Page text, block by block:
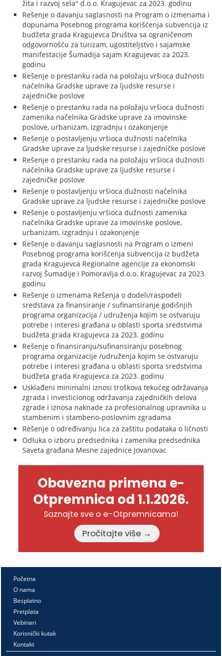
žita i razvoj sela" d.o.o. Kragujevac za 2023. godinu
Rešenje o davanju saglasnosti na Program o izmenama i
dopunama Posebnog programa korišćenja subvencija iz
budžeta grada Kragujevca Društva sa ograničenom
odgovornošću za turizam, ugostiteljstvo i sajamske
manifestacije Šumadija sajam Kragujevac za 2023.
godinu
Rešenje o prestanku rada na položaju vršioca dužnosti
načelnika Gradske uprave za ljudske resurse i
zajedničke poslove
Rešenje o prestanku rada na položaju vršioca dužnosti
zamenika načelnika Gradske uprave za imovinske
poslove, urbanizam, izgradnju i ozakonjenje
Rešenje o postavljenju vršioca dužnosti načelnika
Gradske uprave za ljudske resurse i zajedničke poslove
Rešenje o prestanku rada na položaju vršioca dužnosti
načelnika Gradske uprave za ljudske resurse i
zajedničke poslove
Rešenje o postavljenju vršioca dužnosti načelnika
Gradske uprave za ljudske resurse i zajedničke poslove
Rešenje o postavljenju vršioca dužnosti zamenika
načelnika Gradske uprave za imovinske poslove,
urbanizam, izgradnju i ozakonjenje
Rešenje o davanju saglasnosti na Program o izmeni
Posebnog programa korišćenja subvencija iz budžeta
grada Kragujevca Regionalne agencije za ekonomski
razvoj Šumadije i Pomoravlja d.o.o. Kragujevac za 2023.
godinu
Rešenje o izmenama Rešenja o dodeli/raspodeli
sredstava za finansiranje / sufinansiranje godišnjih
programa organizacija / udruženja kojim se ostvaruju
potrebe i interesi građana u oblasti sporta sredstvima
budžeta grada Kragujevca za 2023. godinu
Rešenje o finansiranju/sufinansiranju posebnog
programa organizacije /udruženja kojim se ostvaruju
potrebe i interesi građana u oblasti sporta sredstvima
budžeta grada Kragujevca za 2023. godinu
Usklađeni minimalni iznosi troškova tekućeg održavanja
zgrada i investicionog održavanja zajedničkih delova
zgrade i iznosa naknade za profesionalnog upravnika u
stambenim i stambeno-poslovnim zgradama
Rešenje o određivanju lica za zaštitu podataka o ličnosti
Odluka o izboru predsednika i zamenika predsednika
Saveta građana Mesne zajednice Jovanovac
Obavezna primena e-
Otpremnica od 1.1.2026.
Saznajte sve o e-Otpremnicama!
Pročitajte više →
Početna
O nama
Besplatno
Pretplata
Vebinari
Korisnički kutak
Kontakt